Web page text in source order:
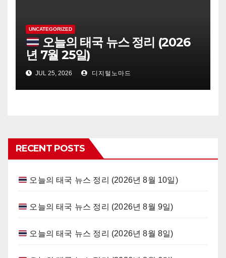
UNCATEGORIZED
오늘의 태국 뉴스 정리 (2026
년 7월 25일)
JUL 25, 2026 디지털노마드
RECENT POSTS
오늘의 태국 뉴스 정리 (2026년 8월 10일)
오늘의 태국 뉴스 정리 (2026년 8월 9일)
오늘의 태국 뉴스 정리 (2026년 8월 8일)